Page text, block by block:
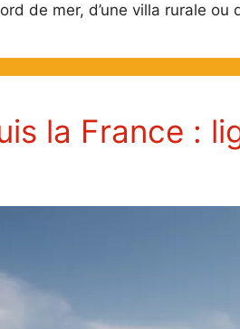
de mer, d’une villa rurale
la France :